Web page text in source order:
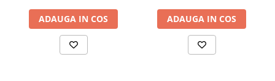
ADAUGA IN COS ADAUGA IN COS